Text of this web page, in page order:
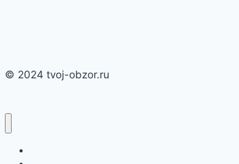
© 2024 tvoj-obzor.ru